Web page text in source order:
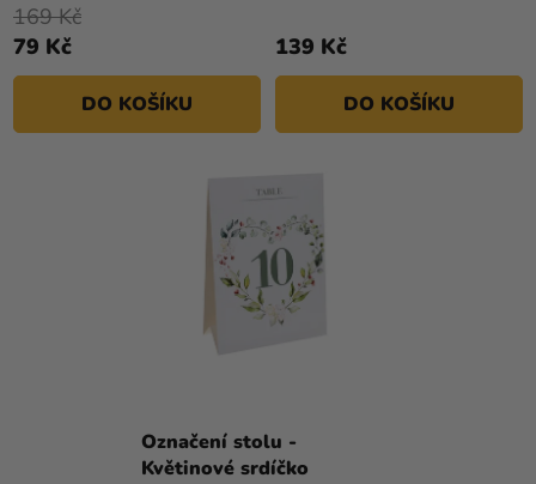
79 Kč
169 Kč
DO KOŠÍKU
139 Kč
DO KOŠÍKU
Označení stolu -
Květinové srdíčko